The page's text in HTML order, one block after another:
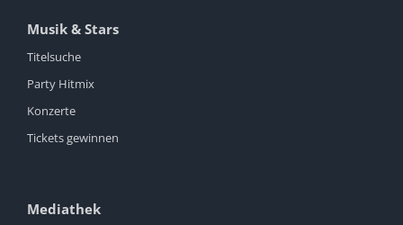
Musik & Stars
Titelsuche
Party Hitmix
Konzerte
Tickets gewinnen
Mediathek